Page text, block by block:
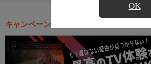
OK
キャンペーン・お得な情報